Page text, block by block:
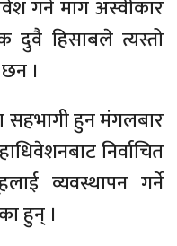
गर्ने माग अस्वीकार
दुवै हिसाबले त्यस्तो
।
सहभागी हुन मंगलबार
निर्वाचित
व्यवस्थापन गर्ने
हुन् ।